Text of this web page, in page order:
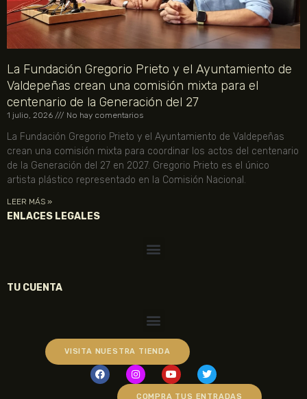
La Fundación Gregorio Prieto y el Ayuntamiento de
Valdepeñas crean una comisión mixta para el
centenario de la Generación del 27
1 julio, 2026 No hay comentarios
La Fundación Gregorio Prieto y el Ayuntamiento de Valdepeñas
crean una comisión mixta para coordinar los actos del centenario
de la Generación del 27 en 2027. Gregorio Prieto es el único
artista plástico representado en la Comisión Nacional.
LEER MÁS »
ENLACES LEGALES
TU CUENTA
VISITA NUESTRA TIENDA
COMPRA TUS ENTRADAS